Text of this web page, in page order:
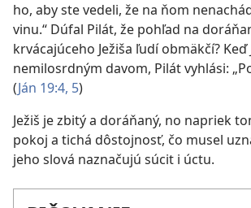
ho, aby ste vedeli, že na ňom
vinu.“ Dúfal Pilát, že pohľad na
krvácajúceho Ježiša ľudí obmäkčí?
nemilosrdným davom, Pilát vyhlási:
(Ján 19:4, 5)
Ježiš je zbitý a doráňaný, no napriek
pokoj a tichá dôstojnosť, čo musel
jeho slová naznačujú súcit i úctu.